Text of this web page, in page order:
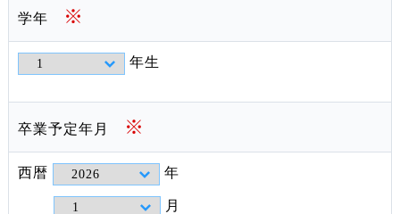
学年 ※
年生
卒業予定年月 ※
西暦 年
月